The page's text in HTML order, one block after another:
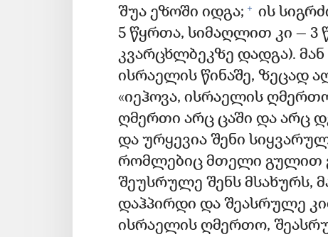
შუა ეზოში იდგა; + ის
5 წყრთა, სიმაღლით კი — 3
კვარცხლბეკზე დადგა).
ისრაელის წინაშე, ზეცად
«იეჰოვა, ისრაელის
ღმერთი არც ცაში და არც
და ურყევია შენი
რომლებიც მთელი გულით
შეუსრულე შენს მსახურს,
დაჰპირდი და შეასრულე
ისრაელის ღმერთო,